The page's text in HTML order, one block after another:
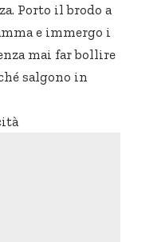
Porto il brodo a
e immergo i
mai far bollire
salgono in